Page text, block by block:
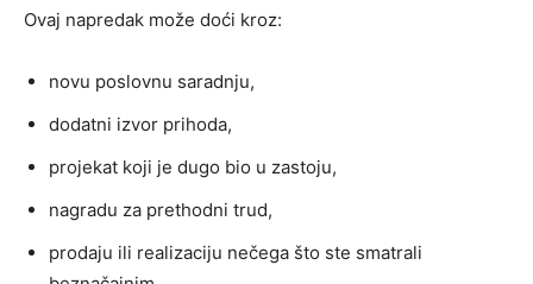
Ovaj napredak može doći kroz:
novu poslovnu saradnju,
dodatni izvor prihoda,
projekat koji je dugo bio u zastoju,
nagradu za prethodni trud,
prodaju ili realizaciju nečega što ste smatrali